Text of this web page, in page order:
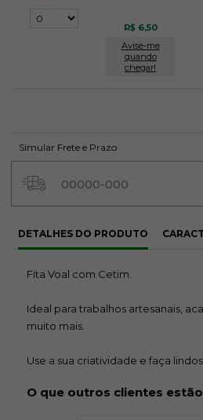
R$ 6,50
Avise-me
quando
chegar!
Simular Frete e Prazo
DETALHES DO PRODUTO
Fita Voal com Cetim.
Ideal para trabalhos artesanais,
muito mais.
Use a sua criatividade e faça
O que outros clientes